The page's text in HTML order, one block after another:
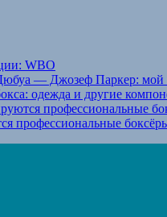
WBO
— Джозеф Паркер: мой
одежда и другие
профессиональные
профессиональные